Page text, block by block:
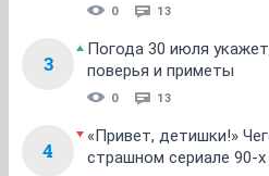
0 13
3
Погода 30 июля
поверья и приметы
0 13
4
«Привет, детишки!»
страшном сериале 90-х